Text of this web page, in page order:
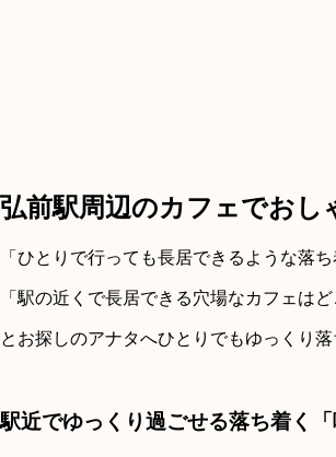
弘前駅周辺のカフェでおし
「ひとりで行っても長居できるような落
「駅の近くで長居できる穴場なカフェはど
とお探しのアナタへひとりでもゆっくり
駅近でゆっくり過ごせる落ち着く